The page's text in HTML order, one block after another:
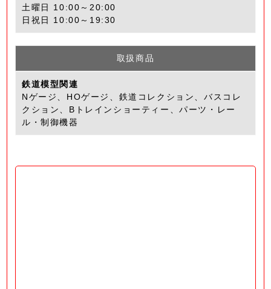
土曜日 10:00～20:00
日祝日 10:00～19:30
取扱商品
鉄道模型関連
Nゲージ、HOゲージ、鉄道コレクション、バスコレ
クション、Bトレインショーティー、パーツ・レー
ル・制御機器